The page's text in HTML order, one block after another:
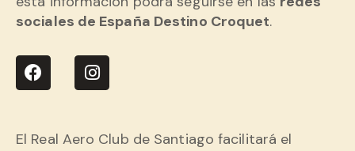
sociales de España Destino Croquet.
El Real Aero Club de Santiago facilitará el